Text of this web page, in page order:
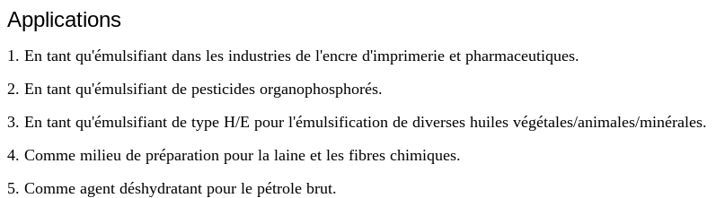
Applications
1. En tant qu'émulsifiant dans les industries de l'encre d'imprimerie et pharmaceutiques.
2. En tant qu'émulsifiant de pesticides organophosphorés.
3. En tant qu'émulsifiant de type H/E pour l'émulsification de diverses huiles végétales/animales/minérales.
4. Comme milieu de préparation pour la laine et les fibres chimiques.
5. Comme agent déshydratant pour le pétrole brut.